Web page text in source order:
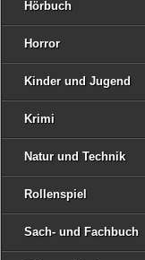
Hörbuch
Horror
Kinder und Jugend
Krimi
Natur und Technik
Rollenspiel
Sach- und Fachbuch